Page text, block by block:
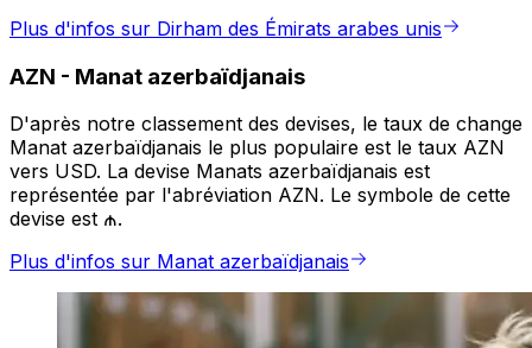
Plus d'infos sur Dirham des Émirats arabes unis
AZN - Manat azerbaïdjanais
D'après notre classement des devises, le taux de change
Manat azerbaïdjanais le plus populaire est le taux AZN
vers USD. La devise Manats azerbaïdjanais est
représentée par l'abréviation AZN. Le symbole de cette
devise est ₼.
Plus d'infos sur Manat azerbaïdjanais